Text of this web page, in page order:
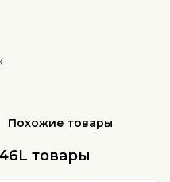
Похожие товары
товары